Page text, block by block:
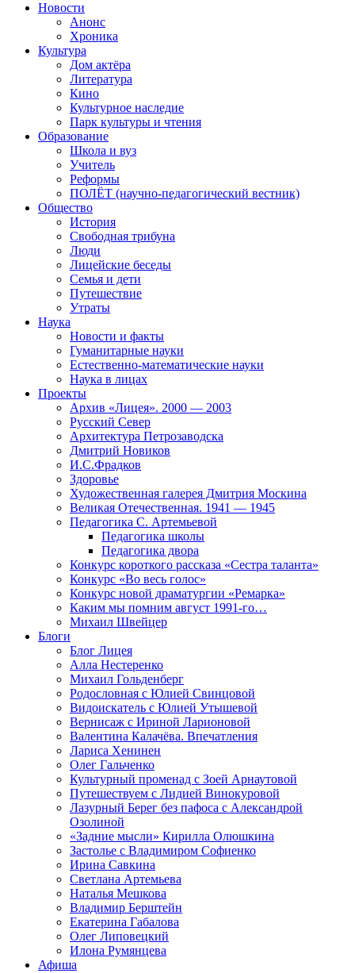
Новости
Анонс
Хроника
Культура
Дом актёра
Литература
Кино
Культурное наследие
Парк культуры и чтения
Образование
Школа и вуз
Учитель
Реформы
ПОЛЁТ (научно-педагогический вестник)
Общество
История
Свободная трибуна
Люди
Лицейские беседы
Семья и дети
Путешествие
Утраты
Наука
Новости и факты
Гуманитарные науки
Естественно-математические науки
Наука в лицах
Проекты
Архив «Лицея». 2000 — 2003
Русский Север
Архитектура Петрозаводска
Дмитрий Новиков
И.С.Фрадков
Здоровье
Художественная галерея Дмитрия Москина
Великая Отечественная. 1941 — 1945
Педагогика С. Артемьевой
Педагогика школы
Педагогика двора
Конкурс короткого рассказа «Сестра таланта»
Конкурс «Во весь голос»
Конкурс новой драматургии «Ремарка»
Каким мы помним август 1991-го…
Михаил Швейцер
Блоги
Блог Лицея
Алла Нестеренко
Михаил Гольденберг
Родословная с Юлией Свинцовой
Видоискатель с Юлией Утышевой
Вернисаж с Ириной Ларионовой
Валентина Калачёва. Впечатления
Лариса Хенинен
Олег Гальченко
Культурный променад с Зоей Арнаутовой
Путешествуем с Лидией Винокуровой
Лазурный Берег без пафоса с Александрой
Озолиной
«Задние мысли» Кирилла Олюшкина
Застолье с Владимиром Софиенко
Ирина Савкина
Светлана Артемьева
Наталья Мешкова
Владимир Берштейн
Екатерина Габалова
Олег Липовецкий
Илона Румянцева
Афиша